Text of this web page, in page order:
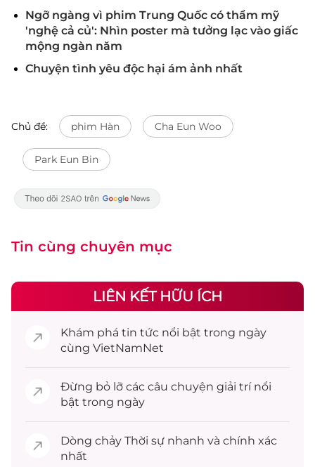
Ngỡ ngàng vì phim Trung Quốc có thẩm mỹ
'nghệ cả củ': Nhìn poster mà tưởng lạc vào giấc
mộng ngàn năm
Chuyện tình yêu độc hại ám ảnh nhất
Chủ đề: phim Hàn Cha Eun Woo
Park Eun Bin
Tin cùng chuyên mục
LIÊN KẾT HỮU ÍCH
Khám phá tin tức nổi bật trong ngày
cùng VietNamNet
Đừng bỏ lỡ các câu chuyện giải trínổi
bật trong ngày
Dòng chảy Thời sự nhanh và chính xác
nhất